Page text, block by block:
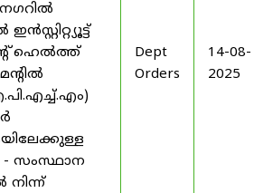
നഗറിൽ
ഹെൽത്ത്
- സംസ്ഥാന
നിന്ന്
Dept
Orders
14-08-
2025